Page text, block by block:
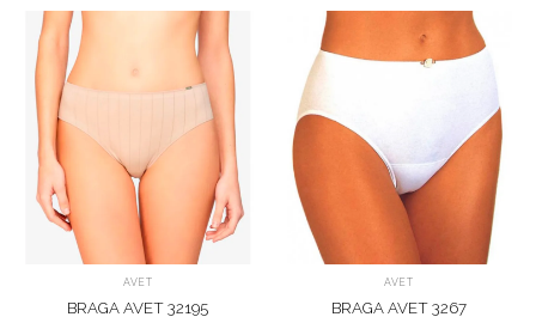
AVET
BRAGA AVET 32195
AVET
BRAGA AVET 3267